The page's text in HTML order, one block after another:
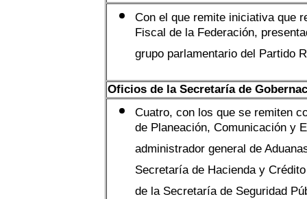
Con el que remite iniciativa que
Fiscal de la Federación,
grupo parlamentario del Partido
Oficios de la Secretaría de
Cuatro, con los que se remiten
de Planeación, Comunicación y
administrador general de
Secretaría de Hacienda y
de la Secretaría de Seguridad